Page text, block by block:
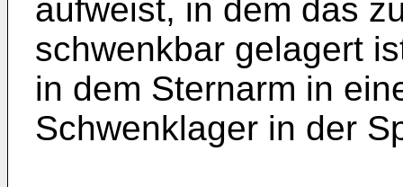
aufweist, in dem das
schwenkbar gelagert
in dem Sternarm in
Schwenklager in der